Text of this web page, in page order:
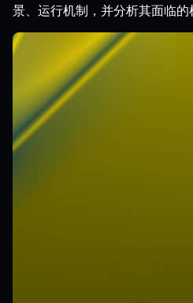
景、运行机制，并分析其面临的